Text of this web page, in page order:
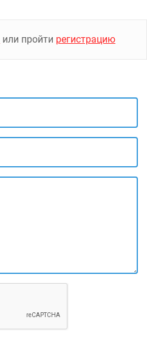
или пройти регистрацию